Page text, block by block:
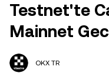
Testnet'te
Mainnet
OKX TR